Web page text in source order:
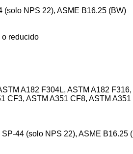
(solo NPS 22), ASME B16.25 (BW)
o reducido
A182 F304L, ASTM A182
ASTM A351 CF8, ASTM
44 (solo NPS 22), ASME B16.25